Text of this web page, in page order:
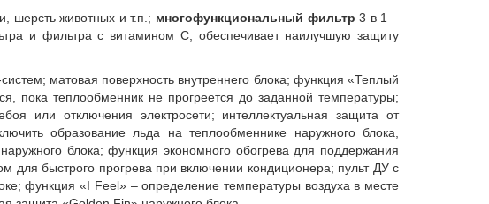
шерсть животных и т.п.; многофункциональный фильтр 3 в 1 –
и фильтра с витамином С, обеспечивает наилучшую защиту
матовая поверхность внутреннего блока; функция «Теплый
пока теплообменник не прогреется до заданной температуры;
или отключения электросети; интеллектуальная защита от
образование льда на теплообменнике наружного блока,
блока;функция экономного обогрева для поддержания
для быстрого прогрева при включении кондиционера; пульт ДУ с
функция «I Feel» – определение температуры воздуха в месте